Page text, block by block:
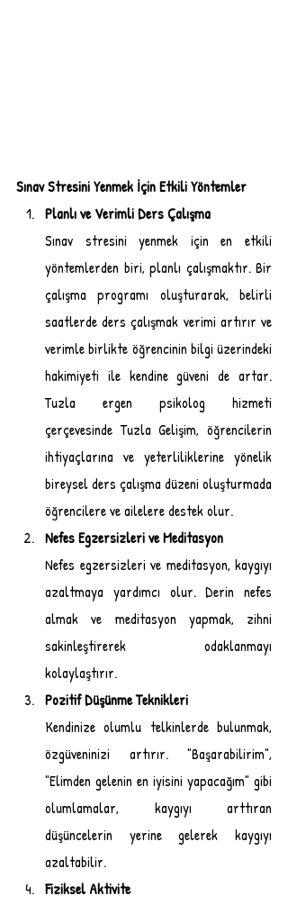
Sınav Stresini Yenmek İçin Etkili Yöntemler
Planlı ve Verimli Ders Çalışma
Sınav stresini yenmek için en etkili
yöntemlerden biri, planlı çalışmaktır. Bir
çalışma programı oluşturarak, belirli
saatlerde ders çalışmak verimi artırır ve
verimle birlikte öğrencinin bilgi üzerindeki
hakimiyeti ile kendine güveni de artar.
Tuzla ergen psikolog hizmeti
çerçevesinde Tuzla Gelişim, öğrencilerin
ihtiyaçlarına ve yeterliliklerine yönelik
bireysel ders çalışma düzeni oluşturmada
öğrencilere ve ailelere destek olur.
Nefes Egzersizleri ve Meditasyon
Nefes egzersizleri ve meditasyon, kaygıyı
azaltmaya yardımcı olur. Derin nefes
almak ve meditasyon yapmak, zihni
sakinleştirerek odaklanmayı
kolaylaştırır.
Pozitif Düşünme Teknikleri
Kendinize olumlu telkinlerde bulunmak,
özgüveninizi artırır. "Başarabilirim",
"Elimden gelenin en iyisini yapacağım" gibi
olumlamalar, kaygıyı arttıran
düşüncelerin yerine gelerek kaygıyı
azaltabilir.
Fiziksel Aktivite